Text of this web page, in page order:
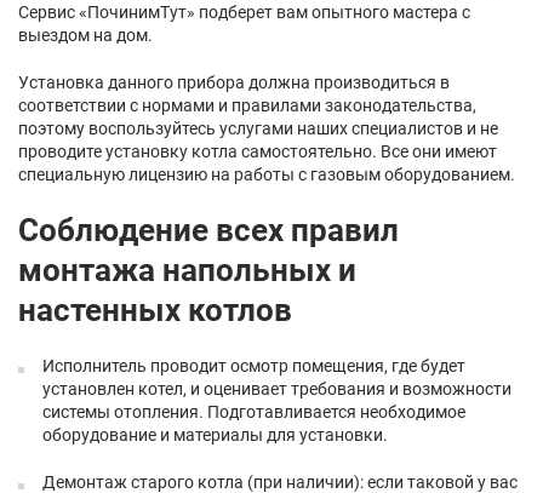
Сервис «ПочинимТут» подберет вам опытного мастера с
выездом на дом.
Установка данного прибора должна производиться в
соответствии с нормами и правилами законодательства,
поэтому воспользуйтесь услугами наших специалистов и не
проводите установку котла самостоятельно. Все они имеют
специальную лицензию на работы с газовым оборудованием.
Соблюдение всех правил
монтажа напольных и
настенных котлов
Исполнитель проводит осмотр помещения, где будет
установлен котел, и оценивает требования и возможности
системы отопления. Подготавливается необходимое
оборудование и материалы для установки.
Демонтаж старого котла (при наличии): если таковой у вас